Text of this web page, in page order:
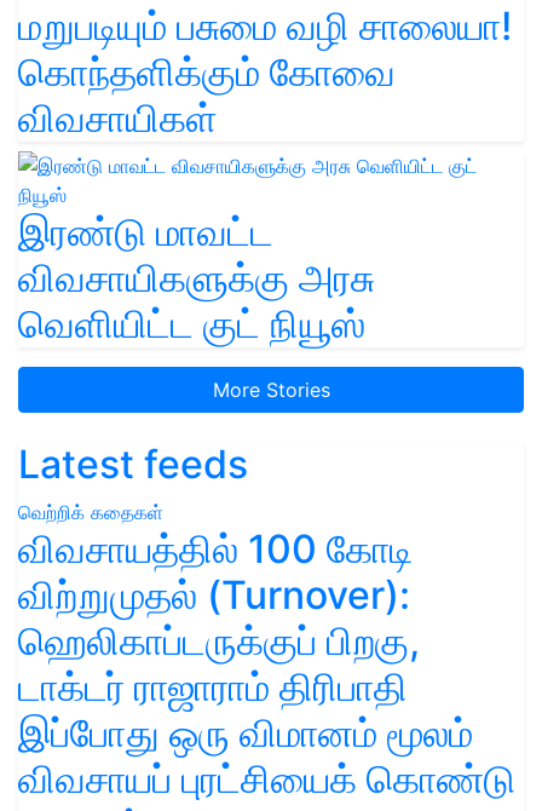
மறுபடியும் பசுமை வழி சாலையா!
கொந்தளிக்கும் கோவை
விவசாயிகள்
இரண்டு மாவட்ட
விவசாயிகளுக்கு அரசு
வெளியிட்ட குட் நியூஸ்
More Stories
Latest feeds
வெற்றிக் கதைகள்
விவசாயத்தில் 100 கோடி
விற்றுமுதல் (Turnover):
ஹெலிகாப்டருக்குப் பிறகு,
டாக்டர் ராஜாராம் திரிபாதி
இப்போது ஒரு விமானம் மூலம்
விவசாயப் புரட்சியைக் கொண்டு